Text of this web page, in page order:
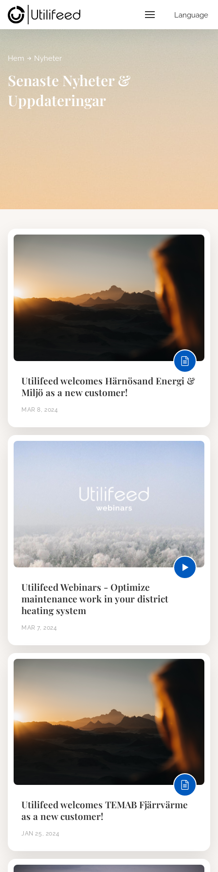
Language
Hem Nyheter
Senaste Nyheter &
Uppdateringar
Utilifeed welcomes Härnösand Energi &
Miljö as a new customer!
MAR 8, 2024
Utilifeed Webinars - Optimize
maintenance work in your district
heating system
MAR 7, 2024
Utilifeed welcomes TEMAB Fjärrvärme
as a new customer!
JAN 25, 2024